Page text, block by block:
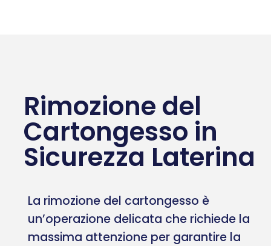
Rimozione del
Cartongesso in
Sicurezza Laterina
La rimozione del cartongesso è
un’operazione delicata che richiede la
massima attenzione per garantire la